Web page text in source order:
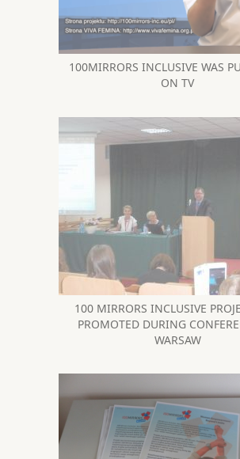
100MIRRORS INCLUSIVE WAS
ON TV
100 MIRRORS INCLUSIVE
PROMOTED DURING
WARSAW